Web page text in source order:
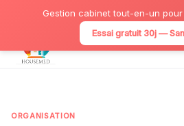
Gestion cabinet tout-en-un
Essai gratuit 30j —
ORGANISATION